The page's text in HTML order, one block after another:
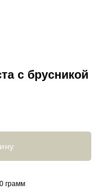
с брусникой
грамм